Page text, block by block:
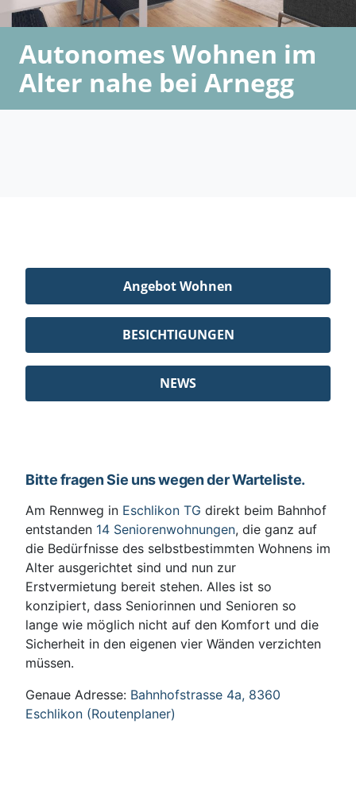
Autonomes Wohnen im
Alter nahe bei Arnegg
Angebot Wohnen
BESICHTIGUNGEN
NEWS
Bitte fragen Sie uns wegen der Warteliste.
Am Rennweg in Eschlikon TG direkt beim Bahnhof
entstanden 14 Seniorenwohnungen, die ganz auf
die Bedürfnisse des selbstbestimmten Wohnens im
Alter ausgerichtet sind und nun zur
Erstvermietung bereit stehen. Alles ist so
konzipiert, dass Seniorinnen und Senioren so
lange wie möglich nicht auf den Komfort und die
Sicherheit in den eigenen vier Wänden verzichten
müssen.
Genaue Adresse: Bahnhofstrasse 4a, 8360
Eschlikon (Routenplaner)